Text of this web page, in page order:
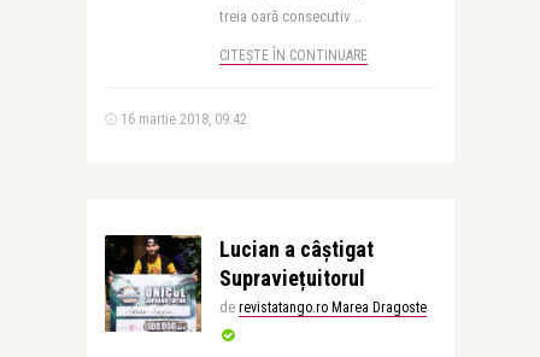
treia oară consecutiv ..
CITEȘTE ÎN CONTINUARE
16 martie 2018, 09:42
Lucian a câștigat
Supraviețuitorul
de revistatango.ro Marea Dragoste